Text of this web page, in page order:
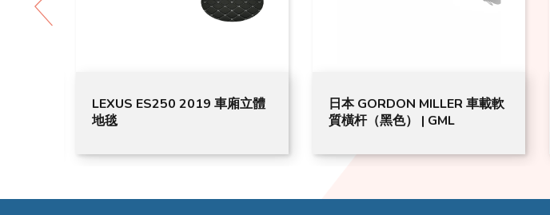
LEXUS ES250 2019 車廂立體
地毯
日本 GORDON MILLER 車載軟
質橫杆（黑色） | GML